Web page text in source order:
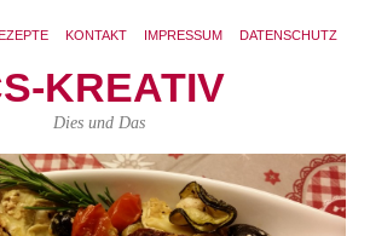
KONTAKT IMPRESSUM DATENSCHUTZ
KREATIV
Dies und Das